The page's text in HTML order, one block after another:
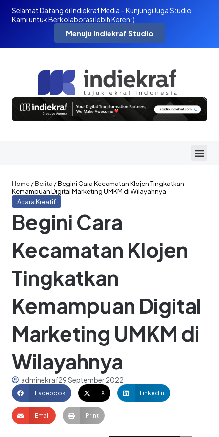
Selamat Datang di Indiekraf Media – Kunjungi Juga Studio
Kami untuk Berkolaborasi lebih Keren :)
Menuju Indiekraf Studio
Home/Berita /Begini Cara Kecamatan Klojen Tingkatkan
Kemampuan Digital Marketing UMKM di Wilayahnya
Acara Kreatif
Begini Cara
Kecamatan Klojen
Tingkatkan
Kemampuan Digital
Marketing UMKM di
Wilayahnya
adminekraf29 September 2022
Facebook X LinkedIn
Email Print